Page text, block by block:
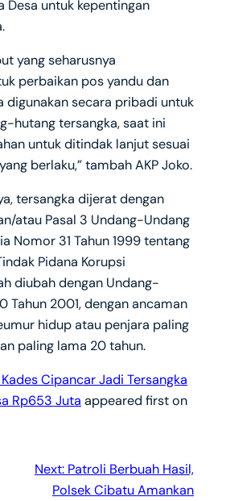
Desa untuk kepentingan
yang seharusnya
perbaikan pos yandu dan
digunakan secara pribadi untuk
hutang tersangka, saat ini
untuk ditindak lanjut sesuai
berlaku,” tambah AKP Joko.
tersangka dijerat dengan
atau Pasal 3 Undang-Undang
Nomor 31 Tahun 1999 tentang
Pidana Korupsi
diubah dengan Undang-
Tahun 2001, dengan ancaman
hidup atau penjara paling
paling lama 20 tahun.
Cipancar Jadi Tersangka
Rp653 Juta appeared first on
Next: Patroli Berbuah Hasil,
Polsek Cibatu Amankan